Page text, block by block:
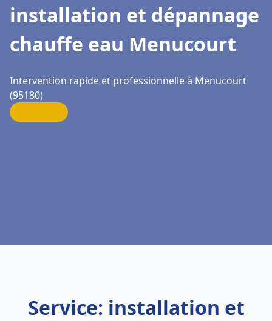
installation et dépannage
chauffe eau Menucourt
Intervention rapide et professionnelle à Menucourt
(95180)
Service: installation et